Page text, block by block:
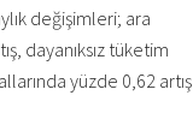
değişimleri; ara
dayanıksız tüketim
yüzde 0,62 artış